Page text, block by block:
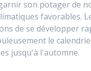
son potager de
favorables.
de se développer
le
jusqu'à l'automne.